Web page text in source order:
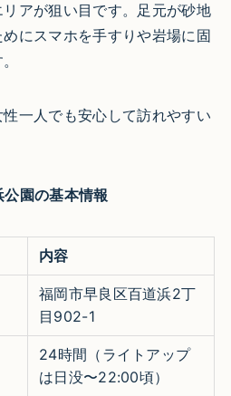
アが狙い目です。足元が砂地
にスマホを手すりや岩場に固
一人でも安心して訪れやすい
園の基本情報
内容
福岡市早良区百道浜2丁
目902-1
24時間（ライトアップ
は日没〜22:00頃）